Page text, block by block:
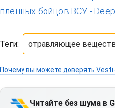
пленных бойцов ВСУ -
Теги: отравляющее
Почему вы можете доверять
Читайте без шума в